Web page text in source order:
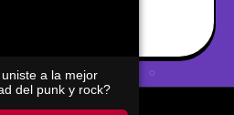
a la mejor
del punk y rock?
05, 2026